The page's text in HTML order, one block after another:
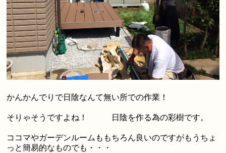
かんかんでりで日陰なんて無い所での作業！
そりゃそうですよね！ 日陰を作る為の彩樹です。
ココマやガーデンルームももちろん良いのですがもうちょ
っと簡易的なものでも・・・